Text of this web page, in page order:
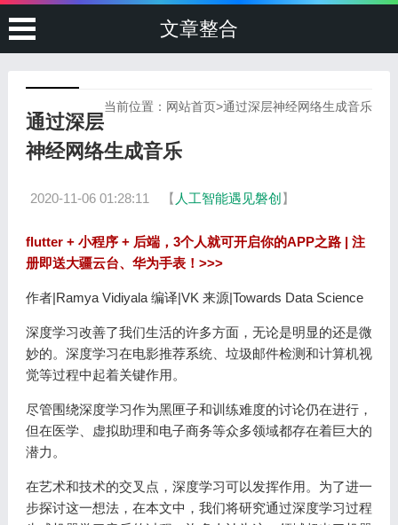
文章整合
当前位置： 网站首页>通过深层神经网络生成音乐
通过深层
神经网络生成音乐
2020-11-06 01:28:11 【 人工智能遇见磐创 】
flutter + 小程序 + 后端，3个人就可开启你的APP之路 | 注
册即送大疆云台、华为手表！>>>
作者|Ramya Vidiyala 编译|VK 来源|Towards Data Science
深度学习改善了我们生活的许多方面，无论是明显的还是微
妙的。深度学习在电影推荐系统、垃圾邮件检测和计算机视
觉等过程中起着关键作用。
尽管围绕深度学习作为黑匣子和训练难度的讨论仍在进行，
但在医学、虚拟助理和电子商务等众多领域都存在着巨大的
潜力。
在艺术和技术的交叉点，深度学习可以发挥作用。为了进一
步探讨这一想法，在本文中，我们将研究通过深度学习过程